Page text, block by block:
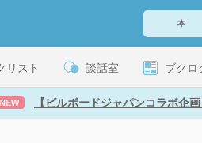
リスト 談話室 ブクロ
NEW 【ビルボードジャパンコラボ企